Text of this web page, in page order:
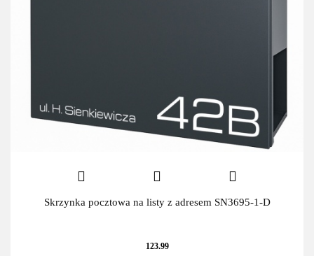
Skrzynka pocztowa na listy z adresem SN3695-1-D
123.99